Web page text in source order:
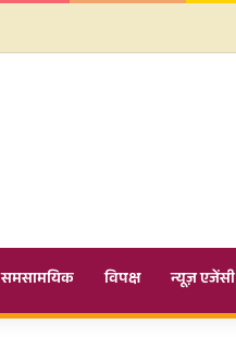
समसामयिक विपक्ष न्यूज़ एजेंसी